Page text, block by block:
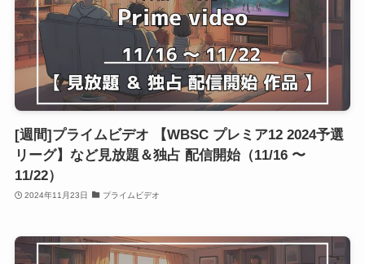
[週間]プライムビデオ 【WBSC プレミア12 2024予選
リーグ】など見放題＆独占 配信開始（11/16 〜
11/22）
2024年11月23日 プライムビデオ